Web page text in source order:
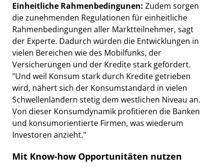
Einheitliche Rahmenbedingunen: Zudem sorgen
die zunehmenden Regulationen für einheitliche
Rahmenbedingungen aller Marktteilnehmer, sagt
der Experte. Dadurch würden die Entwicklungen in
vielen Bereichen wie des Mobilfunks, der
Versicherungen und der Kredite stark gefördert.
"Und weil Konsum stark durch Kredite getrieben
wird, nähert sich der Konsumstandard in vielen
Schwellenländern stetig dem westlichen Niveau an.
Von dieser Konsumdynamik profitieren die Banken
und konsumorientierte Firmen, was wiederum
Investoren anzieht."
Mit Know-how Opportunitäten nutzen